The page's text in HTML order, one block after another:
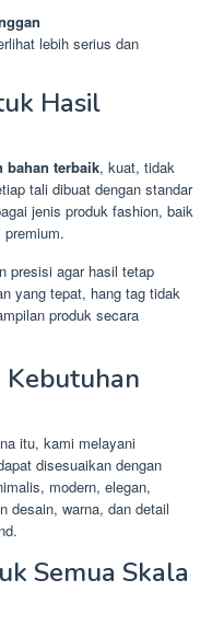
lebih serius dan
Hasil
bahan terbaik, kuat, tidak
tali dibuat dengan standar
jenis produk fashion, baik
premium.
presisi agar hasil tetap
yang tepat, hang tag tidak
produk secara
Kebutuhan
itu, kami melayani
disesuaikan dengan
modern, elegan,
desain, warna, dan detail
Semua Skala